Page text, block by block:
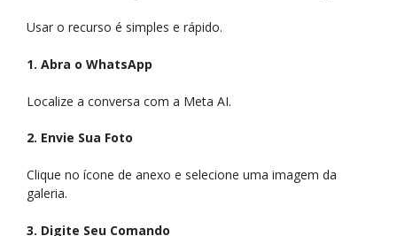
Usar o recurso é simples e rápido.
1. Abra o WhatsApp
Localize a conversa com a Meta AI.
2. Envie Sua Foto
Clique no ícone de anexo e selecione uma imagem da
galeria.
3. Digite Seu Comando